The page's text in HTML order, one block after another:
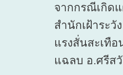
จากกรณีเกิด
สำนักเฝ้าระ
แรงสั่นสะเทื
แฉลบ อ.ศรีส